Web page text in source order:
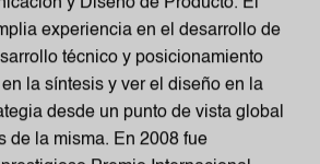
y Diseño de Producto. El
experiencia en el desarrollo de
técnico y posicionamiento
la síntesis y ver el diseño en la
desde un punto de vista global
de la misma. En 2008 fue